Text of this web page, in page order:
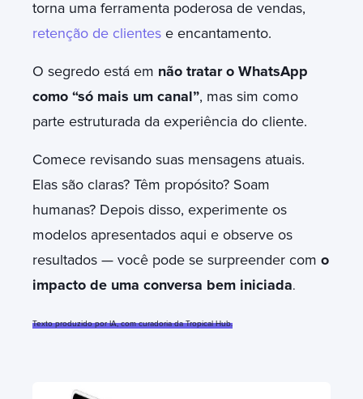
torna uma ferramenta poderosa de vendas,
retenção de clientes e encantamento.
O segredo está em não tratar o WhatsApp
como “só mais um canal”, mas sim como
parte estruturada da experiência do cliente.
Comece revisando suas mensagens atuais.
Elas são claras? Têm propósito? Soam
humanas? Depois disso, experimente os
modelos apresentados aqui e observe os
resultados — você pode se surpreender com o
impacto de uma conversa bem iniciada.
Texto produzido por IA, com curadoria da Tropical Hub.